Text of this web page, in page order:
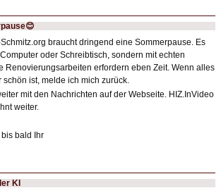
braucht dringend eine Sommerpause. Es
oder Schreibtisch, sondern mit echten
Renovierungsarbeiten erfordern eben Zeit. Wenn alles
ist, melde ich mich zurück.
mit den Nachrichten auf der Webseite. HIZ.InVideo
weiter.
bald Ihr
KI